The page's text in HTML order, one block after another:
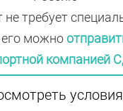
не требует
его можно
компанией
условия